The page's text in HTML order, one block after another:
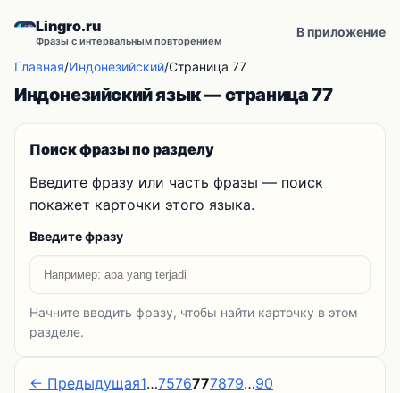
Lingro.ru
Фразы с интервальным повторением
В приложение
Главная/Индонезийский/Страница 77
Индонезийский язык — страница 77
Поиск фразы по разделу
Введите фразу или часть фразы — поиск
покажет карточки этого языка.
Введите фразу
Начните вводить фразу, чтобы найти карточку в этом
разделе.
← Предыдущая1…7576777879…90